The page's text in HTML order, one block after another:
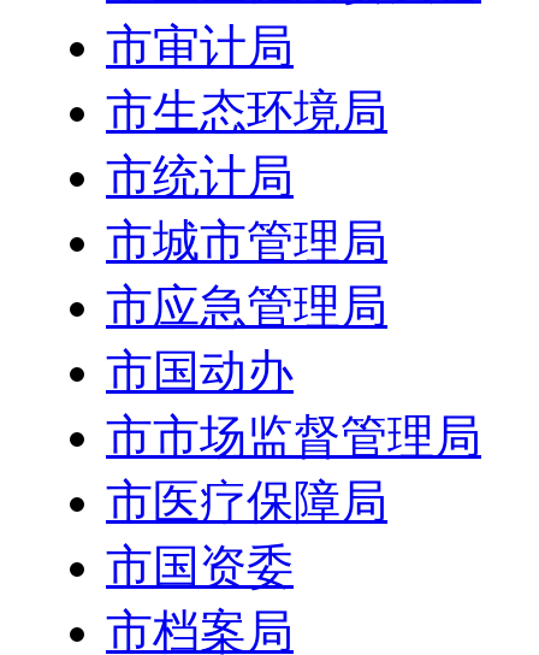
市审计局
市生态环境局
市统计局
市城市管理局
市应急管理局
市国动办
市市场监督管理局
市医疗保障局
市国资委
市档案局